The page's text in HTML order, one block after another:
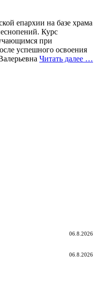
епархии на базе храма
Курс
при
успешного освоения
Читать далее …
06.8.2026
06.8.2026